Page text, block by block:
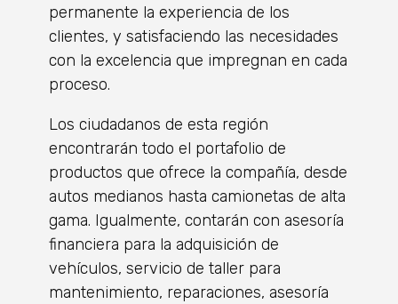
permanente la experiencia de los
clientes, y satisfaciendo las necesidades
con la excelencia que impregnan en cada
proceso.
Los ciudadanos de esta región
encontrarán todo el portafolio de
productos que ofrece la compañía, desde
autos medianos hasta camionetas de alta
gama. Igualmente, contarán con asesoría
financiera para la adquisición de
vehículos, servicio de taller para
mantenimiento, reparaciones, asesoría